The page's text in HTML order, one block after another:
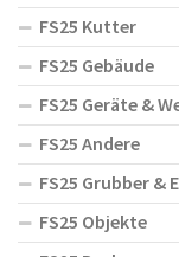
FS25 Kutter
FS25 Gebäude
FS25 Geräte &
FS25 Andere
FS25 Grubber &
FS25 Objekte